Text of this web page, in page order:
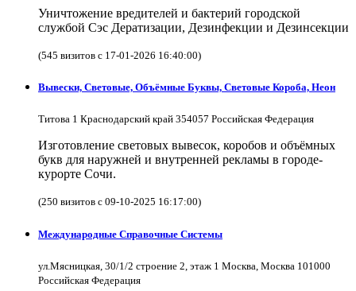
Уничтожение вредителей и бактерий городской
службой Сэс Дератизации, Дезинфекции и Дезинсекции
(545 визитов с 17-01-2026 16:40:00)
Вывески, Световые, Объёмные Буквы, Световые Короба, Неон
Титова 1 Краснодарский край 354057 Российская Федерация
Изготовление световых вывесок, коробов и объёмных
букв для наружней и внутренней рекламы в городе-
курорте Сочи.
(250 визитов с 09-10-2025 16:17:00)
Международные Справочные Системы
ул.Мясницкая, 30/1/2 строение 2, этаж 1 Москва, Москва 101000
Российская Федерация